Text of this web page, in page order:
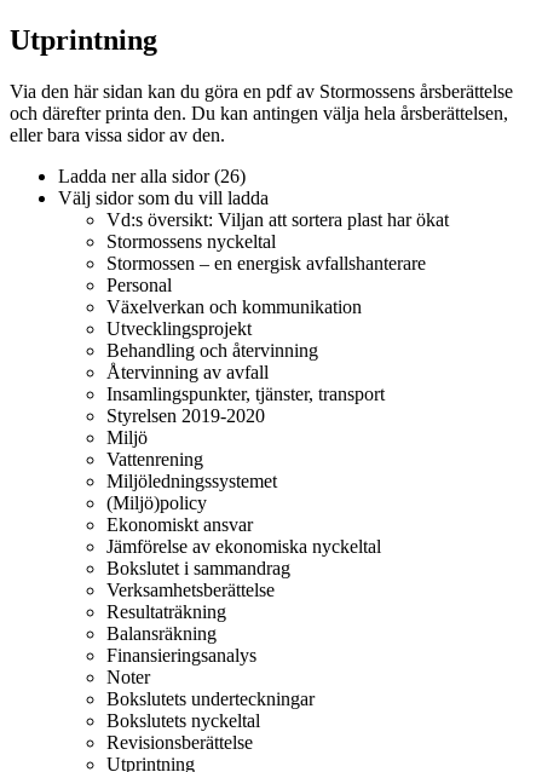
Utprintning
Via den här sidan kan du göra en pdf av Stormossens årsberättelse
och därefter printa den. Du kan antingen välja hela årsberättelsen,
eller bara vissa sidor av den.
Ladda ner alla sidor (26)
Välj sidor som du vill ladda
Vd:s översikt: Viljan att sortera plast har ökat
Stormossens nyckeltal
Stormossen – en energisk avfallshanterare
Personal
Växelverkan och kommunikation
Utvecklingsprojekt
Behandling och återvinning
Återvinning av avfall
Insamlingspunkter, tjänster, transport
Styrelsen 2019-2020
Miljö
Vattenrening
Miljöledningssystemet
(Miljö)policy
Ekonomiskt ansvar
Jämförelse av ekonomiska nyckeltal
Bokslutet i sammandrag
Verksamhetsberättelse
Resultaträkning
Balansräkning
Finansieringsanalys
Noter
Bokslutets underteckningar
Bokslutets nyckeltal
Revisionsberättelse
Utprintning